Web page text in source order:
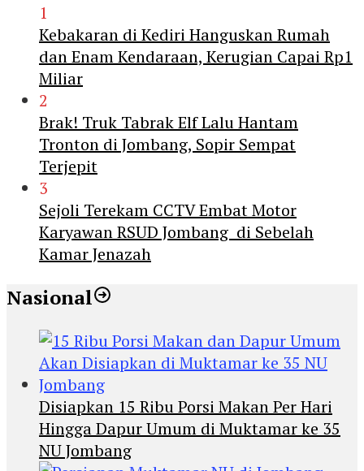
1
Kebakaran di Kediri Hanguskan Rumah
dan Enam Kendaraan, Kerugian Capai Rp1
Miliar
2
Brak! Truk Tabrak Elf Lalu Hantam
Tronton di Jombang, Sopir Sempat
Terjepit
3
Sejoli Terekam CCTV Embat Motor
Karyawan RSUD Jombang di Sebelah
Kamar Jenazah
Nasional
Disiapkan 15 Ribu Porsi Makan Per Hari
Hingga Dapur Umum di Muktamar ke 35
NU Jombang